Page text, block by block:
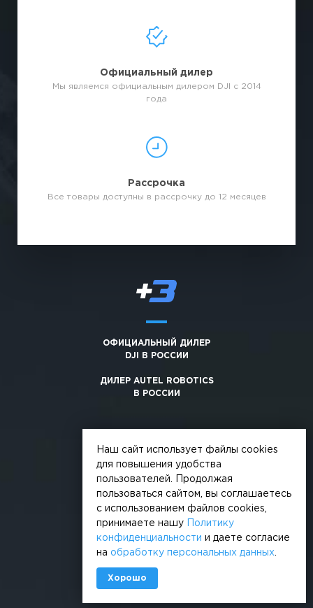
Официальный дилер
Мы являемся официальным дилером DJI с 2014
года
Рассрочка
Все товары доступны в рассрочку до 12 месяцев
ОФИЦИАЛЬНЫЙ ДИЛЕР
DJI В РОССИИ
ДИЛЕР AUTEL ROBOTICS
В РОССИИ
© 2026, +3. Все права защищены
Обработка персональных данных
Наш сайт использует файлы cookies
для повышения удобства
пользователей. Продолжая
пользоваться сайтом, вы соглашаетесь
с использованием файлов cookies,
принимаете нашу
Политику
конфиденциальности
и даете согласие
на обработку персональных данных
Хорошо